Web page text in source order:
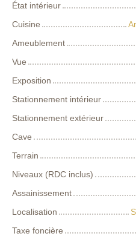
État intérieur
Cuisine
Ameublement
Vue
Exposition
Stationnement intérieur
Stationnement extérieur
Cave
Terrain
Niveaux (RDC inclus)
Assainissement
Localisation
Taxe foncière